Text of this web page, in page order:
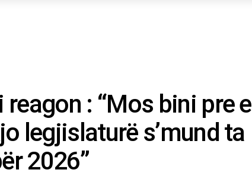
: “Mos bini pre e
legjislaturë s’mund ta
2026”